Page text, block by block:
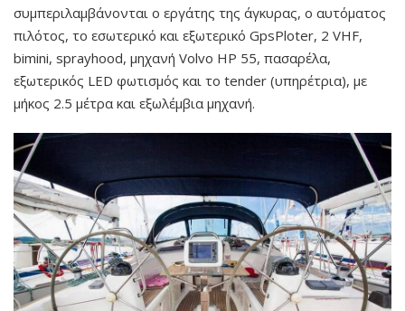
συμπεριλαμβάνονται ο εργάτης της άγκυρας, ο αυτόματος
πιλότος, το εσωτερικό και εξωτερικό GpsPloter, 2 VHF,
bimini, sprayhood, μηχανή Volvo HP 55, πασαρέλα,
εξωτερικός LED φωτισμός και το tender (υπηρέτρια), με
μήκος 2.5 μέτρα και εξωλέμβια μηχανή.